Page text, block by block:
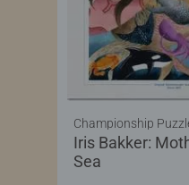
Iris Bakker:
Sea
Championship